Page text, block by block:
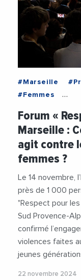
#Marseille
#Femmes
Forum «
Marseille :
agit contre
femmes ?
Le 14 novembre,
près de 1 000
"Respect pour
Sud Provence-
confirmé
violences faites
jeunes
22 novembre 2024